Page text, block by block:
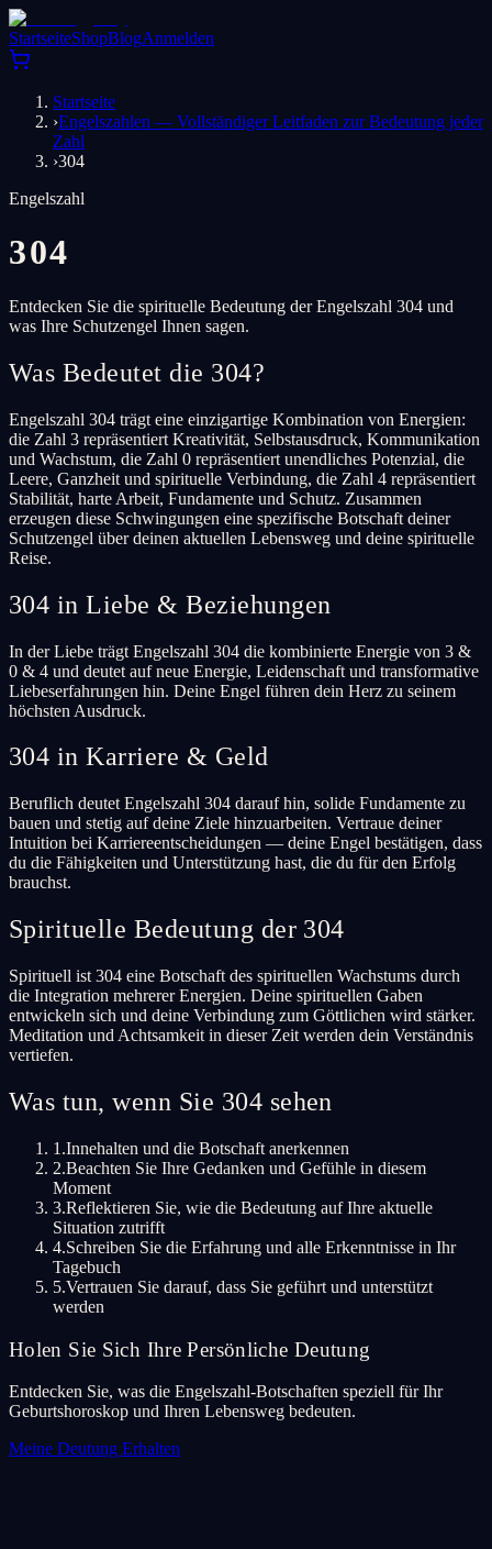
StartseiteShopBlogAnmelden
Startseite
›Engelszahlen — Vollständiger Leitfaden zur Bedeutung jeder
Zahl
›304
Engelszahl
304
Entdecken Sie die spirituelle Bedeutung der Engelszahl 304 und
was Ihre Schutzengel Ihnen sagen.
Was Bedeutet die 304?
Engelszahl 304 trägt eine einzigartige Kombination von Energien:
die Zahl 3 repräsentiert Kreativität, Selbstausdruck, Kommunikation
und Wachstum, die Zahl 0 repräsentiert unendliches Potenzial, die
Leere, Ganzheit und spirituelle Verbindung, die Zahl 4 repräsentiert
Stabilität, harte Arbeit, Fundamente und Schutz. Zusammen
erzeugen diese Schwingungen eine spezifische Botschaft deiner
Schutzengel über deinen aktuellen Lebensweg und deine spirituelle
Reise.
304 in Liebe & Beziehungen
In der Liebe trägt Engelszahl 304 die kombinierte Energie von 3 &
0 & 4 und deutet auf neue Energie, Leidenschaft und transformative
Liebeserfahrungen hin. Deine Engel führen dein Herz zu seinem
höchsten Ausdruck.
304 in Karriere & Geld
Beruflich deutet Engelszahl 304 darauf hin, solide Fundamente zu
bauen und stetig auf deine Ziele hinzuarbeiten. Vertraue deiner
Intuition bei Karriereentscheidungen — deine Engel bestätigen, dass
du die Fähigkeiten und Unterstützung hast, die du für den Erfolg
brauchst.
Spirituelle Bedeutung der 304
Spirituell ist 304 eine Botschaft des spirituellen Wachstums durch
die Integration mehrerer Energien. Deine spirituellen Gaben
entwickeln sich und deine Verbindung zum Göttlichen wird stärker.
Meditation und Achtsamkeit in dieser Zeit werden dein Verständnis
vertiefen.
Was tun, wenn Sie 304 sehen
1.Innehalten und die Botschaft anerkennen
2.Beachten Sie Ihre Gedanken und Gefühle in diesem
Moment
3.Reflektieren Sie, wie die Bedeutung auf Ihre aktuelle
Situation zutrifft
4.Schreiben Sie die Erfahrung und alle Erkenntnisse in Ihr
Tagebuch
5.Vertrauen Sie darauf, dass Sie geführt und unterstützt
werden
Holen Sie Sich Ihre Persönliche Deutung
Entdecken Sie, was die Engelszahl-Botschaften speziell für Ihr
Geburtshoroskop und Ihren Lebensweg bedeuten.
Meine Deutung Erhalten